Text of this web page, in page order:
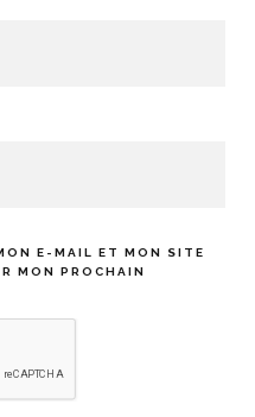
E-MAIL ET MON SITE
MON PROCHAIN